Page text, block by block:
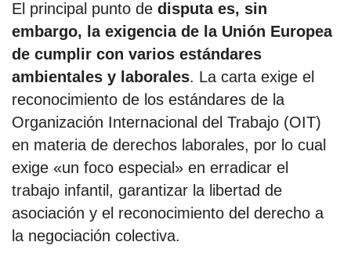
El principal punto de disputa es, sin
embargo, la exigencia de la Unión Europea
de cumplir con varios estándares
ambientales y laborales. La carta exige el
reconocimiento de los estándares de la
Organización Internacional del Trabajo (OIT)
en materia de derechos laborales, por lo cual
exige «un foco especial» en erradicar el
trabajo infantil, garantizar la libertad de
asociación y el reconocimiento del derecho a
la negociación colectiva.